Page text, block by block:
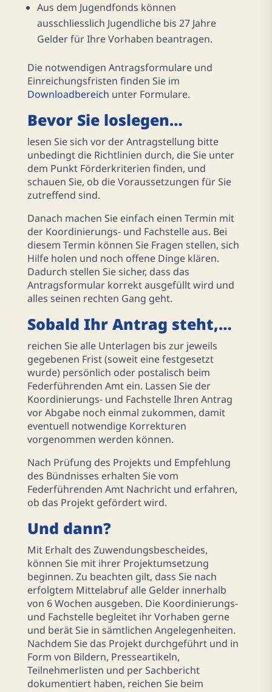
Aus dem Jugendfonds können
ausschliesslich Jugendliche bis 27 Jahre
Gelder für Ihre Vorhaben beantragen.
Die notwendigen Antragsformulare und
Einreichungsfristen finden Sie im
Downloadbereich unter Formulare.
Bevor Sie loslegen…
lesen Sie sich vor der Antragstellung bitte
unbedingt die Richtlinien durch, die Sie unter
dem Punkt Förderkriterien finden, und
schauen Sie, ob die Voraussetzungen für Sie
zutreffend sind.
Danach machen Sie einfach einen Termin mit
der Koordinierungs- und Fachstelle aus. Bei
diesem Termin können Sie Fragen stellen, sich
Hilfe holen und noch offene Dinge klären.
Dadurch stellen Sie sicher, dass das
Antragsformular korrekt ausgefüllt wird und
alles seinen rechten Gang geht.
Sobald Ihr Antrag steht,…
reichen Sie alle Unterlagen bis zur jeweils
gegebenen Frist (soweit eine festgesetzt
wurde) persönlich oder postalisch beim
Federführenden Amt ein. Lassen Sie der
Koordinierungs- und Fachstelle Ihren Antrag
vor Abgabe noch einmal zukommen, damit
eventuell notwendige Korrekturen
vorgenommen werden können.
Nach Prüfung des Projekts und Empfehlung
des Bündnisses erhalten Sie vom
Federführenden Amt Nachricht und erfahren,
ob das Projekt gefördert wird.
Und dann?
Mit Erhalt des Zuwendungsbescheides,
können Sie mit ihrer Projektumsetzung
beginnen. Zu beachten gilt, dass Sie nach
erfolgtem Mittelabruf alle Gelder innerhalb
von 6 Wochen ausgeben. Die Koordinierungs-
und Fachstelle begleitet ihr Vorhaben gerne
und berät Sie in sämtlichen Angelegenheiten.
Nachdem Sie das Projekt durchgeführt und in
Form von Bildern, Presseartikeln,
Teilnehmerlisten und per Sachbericht
dokumentiert haben, reichen Sie beim